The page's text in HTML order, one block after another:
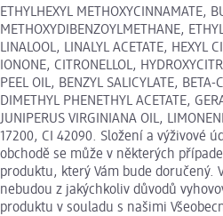
ETHYLHEXYL METHOXYCINNAMATE,
METHOXYDIBENZOYLMETHANE,
LINALOOL, LINALYL ACETATE, HEXYL
IONONE, CITRONELLOL,
PEEL OIL, BENZYL SALICYLATE, BETA-
DIMETHYL PHENETHYL ACETATE,
JUNIPERUS VIRGINIANA OIL,
17200, CI 42090. Složení a výživové
obchodě se může v některých
produktu, který Vám bude doručený.
nebudou z jakýchkoliv důvodů
produktu v souladu s našimi